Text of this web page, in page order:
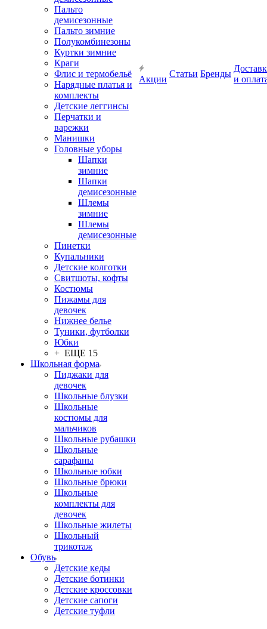
Пальто
демисезонные
Пальто зимние
Полукомбинезоны
Куртки зимние
Краги
Флис и термобельё
Нарядные платья и
комплекты
Детские леггинсы
Перчатки и
варежки
Манишки
Головные уборы
Шапки
зимние
Шапки
демисезонные
Шлемы
зимние
Шлемы
демисезонные
Пинетки
Купальники
Детские колготки
Свитшоты, кофты
Костюмы
Пижамы для
девочек
Нижнее белье
Туники, футболки
Юбки
+ ЕЩЕ 15
Школьная форма
Пиджаки для
девочек
Школьные блузки
Школьные
костюмы для
мальчиков
Школьные рубашки
Школьные
сарафаны
Школьные юбки
Школьные брюки
Школьные
комплекты для
девочек
Школьные жилеты
Школьный
трикотаж
Обувь
Детские кеды
Детские ботинки
Детские кроссовки
Детские сапоги
Детские туфли
Акции
Статьи Бренды
и